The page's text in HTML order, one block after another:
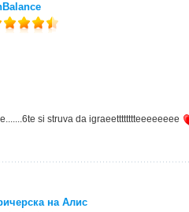
si struva da igraeetttttttteeeeeeee
на Алис